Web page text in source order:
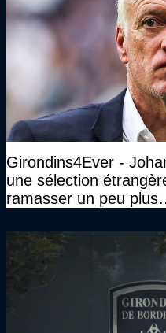
Girondins4Ever -
une sélection
ramasser un peu